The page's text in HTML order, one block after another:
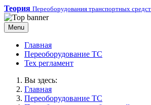
Теория Переоборудования транспортных
Menu
Главная
Переоборудование ТС
Тех регламент
Вы здесь:
Главная
Переоборудование ТС